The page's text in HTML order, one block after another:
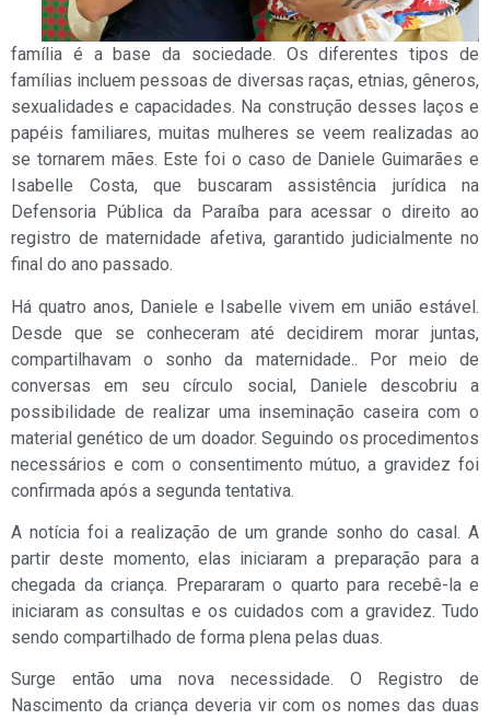
família é a base da sociedade. Os diferentes tipos de
famílias incluem pessoas de diversas raças, etnias, gêneros,
sexualidades e capacidades. Na construção desses laços e
papéis familiares, muitas mulheres se veem realizadas ao
se tornarem mães. Este foi o caso de Daniele Guimarães e
Isabelle Costa, que buscaram assistência jurídica na
Defensoria Pública da Paraíba para acessar o direito ao
registro de maternidade afetiva, garantido judicialmente no
final do ano passado.
Há quatro anos, Daniele e Isabelle vivem em união estável.
Desde que se conheceram até decidirem morar juntas,
compartilhavam o sonho da maternidade.. Por meio de
conversas em seu círculo social, Daniele descobriu a
possibilidade de realizar uma inseminação caseira com o
material genético de um doador. Seguindo os procedimentos
necessários e com o consentimento mútuo, a gravidez foi
confirmada após a segunda tentativa.
A notícia foi a realização de um grande sonho do casal. A
partir deste momento, elas iniciaram a preparação para a
chegada da criança. Prepararam o quarto para recebê-la e
iniciaram as consultas e os cuidados com a gravidez. Tudo
sendo compartilhado de forma plena pelas duas.
Surge então uma nova necessidade. O Registro de
Nascimento da criança deveria vir com os nomes das duas